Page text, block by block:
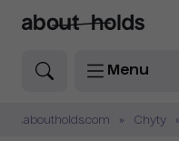
Menu
.aboutholds.com Chyty